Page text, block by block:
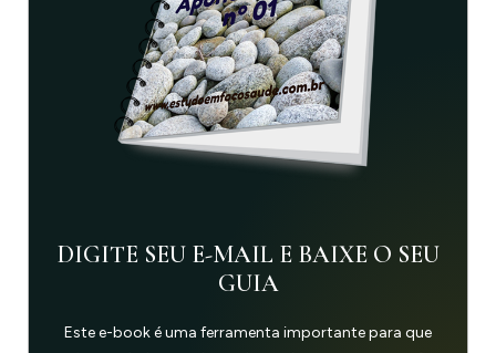
DIGITE SEU E-MAIL E BAIXE O SEU
GUIA
Este e-book é uma ferramenta importante para que